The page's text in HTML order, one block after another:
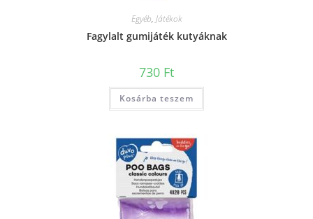
Egyéb, Játékok
Fagylalt gumijáték kutyáknak
730 Ft
Kosárba teszem